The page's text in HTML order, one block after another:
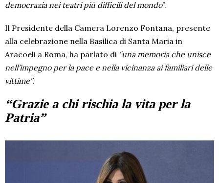
democrazia nei teatri più difficili del mondo”.
Il Presidente della Camera Lorenzo Fontana, presente
alla celebrazione nella Basilica di Santa Maria in
Aracoeli a Roma, ha parlato di “una memoria che unisce
nell’impegno per la pace e nella vicinanza ai familiari delle
vittime”.
“Grazie a chi rischia la vita per la
Patria”